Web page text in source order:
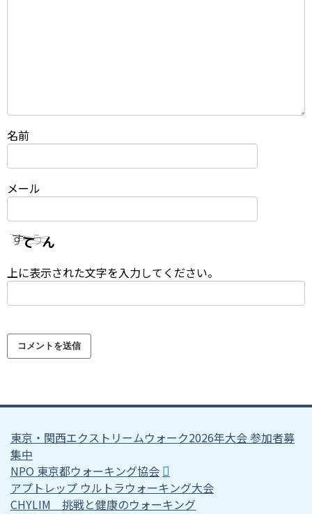
名前
メール
上に表示された文字を入力してください。
東京・関西エクストリームウォーク2026年大会 参加者募
集中
NPO 東京都ウォーキング協会
アプトレップ ウルトラウォーキング大会
CHYLIM 挑戦と健康のウォーキング